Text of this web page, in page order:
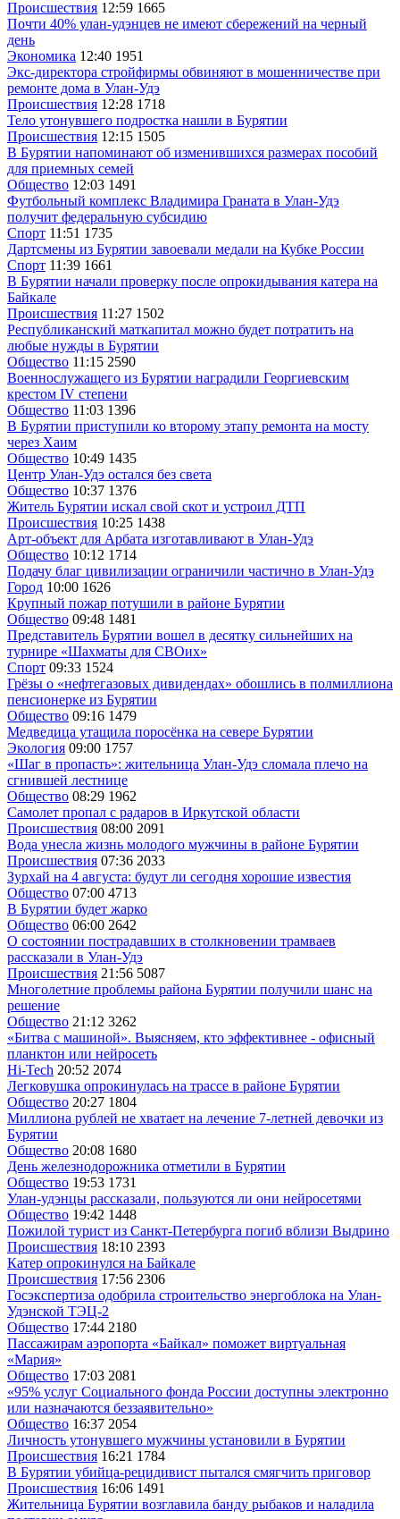
Происшествия 12:59 1665
Почти 40% улан-удэнцев не имеют сбережений на черный
день
Экономика 12:40 1951
Экс-директора стройфирмы обвиняют в мошенничестве при
ремонте дома в Улан-Удэ
Происшествия 12:28 1718
Тело утонувшего подростка нашли в Бурятии
Происшествия 12:15 1505
В Бурятии напоминают об изменившихся размерах пособий
для приемных семей
Общество 12:03 1491
Футбольный комплекс Владимира Граната в Улан-Удэ
получит федеральную субсидию
Спорт 11:51 1735
Дартсмены из Бурятии завоевали медали на Кубке России
Спорт 11:39 1661
В Бурятии начали проверку после опрокидывания катера на
Байкале
Происшествия 11:27 1502
Республиканский маткапитал можно будет потратить на
любые нужды в Бурятии
Общество 11:15 2590
Военнослужащего из Бурятии наградили Георгиевским
крестом IV степени
Общество 11:03 1396
В Бурятии приступили ко второму этапу ремонта на мосту
через Хаим
Общество 10:49 1435
Центр Улан-Удэ остался без света
Общество 10:37 1376
Житель Бурятии искал свой скот и устроил ДТП
Происшествия 10:25 1438
Арт-объект для Арбата изготавливают в Улан-Удэ
Общество 10:12 1714
Подачу благ цивилизации ограничили частично в Улан-Удэ
Город 10:00 1626
Крупный пожар потушили в районе Бурятии
Общество 09:48 1481
Представитель Бурятии вошел в десятку сильнейших на
турнире «Шахматы для СВОих»
Спорт 09:33 1524
Грёзы о «нефтегазовых дивидендах» обошлись в полмиллиона
пенсионерке из Бурятии
Общество 09:16 1479
Медведица утащила поросёнка на севере Бурятии
Экология 09:00 1757
«Шаг в пропасть»: жительница Улан-Удэ сломала плечо на
сгнившей лестнице
Общество 08:29 1962
Самолет пропал с радаров в Иркутской области
Происшествия 08:00 2091
Вода унесла жизнь молодого мужчины в районе Бурятии
Происшествия 07:36 2033
Зурхай на 4 августа: будут ли сегодня хорошие известия
Общество 07:00 4713
В Бурятии будет жарко
Общество 06:00 2642
О состоянии пострадавших в столкновении трамваев
рассказали в Улан-Удэ
Происшествия 21:56 5087
Многолетние проблемы района Бурятии получили шанс на
решение
Общество 21:12 3262
«Битва с машиной». Выясняем, кто эффективнее - офисный
планктон или нейросеть
Hi-Tech 20:52 2074
Легковушка опрокинулась на трассе в районе Бурятии
Общество 20:27 1804
Миллиона рублей не хватает на лечение 7-летней девочки из
Бурятии
Общество 20:08 1680
День железнодорожника отметили в Бурятии
Общество 19:53 1731
Улан-удэнцы рассказали, пользуются ли они нейросетями
Общество 19:42 1448
Пожилой турист из Санкт-Петербурга погиб вблизи Выдрино
Происшествия 18:10 2393
Катер опрокинулся на Байкале
Происшествия 17:56 2306
Госэкспертиза одобрила строительство энергоблока на Улан-
Удэнской ТЭЦ-2
Общество 17:44 2180
Пассажирам аэропорта «Байкал» поможет виртуальная
«Мария»
Общество 17:03 2081
«95% услуг Социального фонда России доступны электронно
или назначаются беззаявительно»
Общество 16:37 2054
Личность утонувшего мужчины установили в Бурятии
Происшествия 16:21 1784
В Бурятии убийца-рецидивист пытался смягчить приговор
Происшествия 16:06 1491
Жительница Бурятии возглавила банду рыбаков и наладила